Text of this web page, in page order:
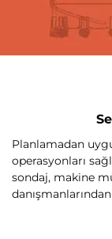
Planlamadan
operasyonları
sondaj, makine